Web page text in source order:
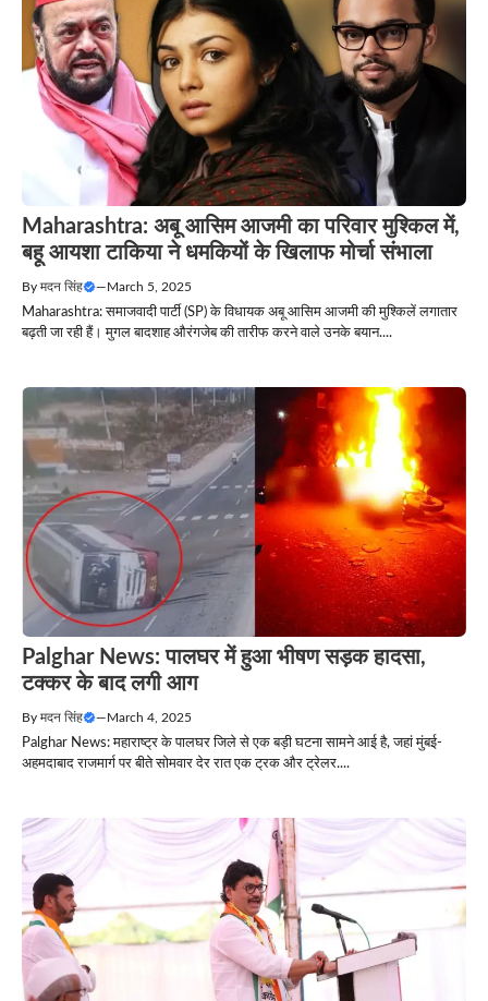
Maharashtra: अबू आसिम आजमी का परिवार मुश्किल में,
बहू आयशा टाकिया ने धमकियों के खिलाफ मोर्चा संभाला
By मदन सिंह — March 5, 2025
Maharashtra: समाजवादी पार्टी (SP) के विधायक अबू आसिम आजमी की मुश्किलें लगातार
बढ़ती जा रही हैं। मुगल बादशाह औरंगजेब की तारीफ करने वाले उनके बयान....
Palghar News: पालघर में हुआ भीषण सड़क हादसा,
टक्कर के बाद लगी आग
By मदन सिंह — March 4, 2025
Palghar News: महाराष्ट्र के पालघर जिले से एक बड़ी घटना सामने आई है, जहां मुंबई-
अहमदाबाद राजमार्ग पर बीते सोमवार देर रात एक ट्रक और ट्रेलर....